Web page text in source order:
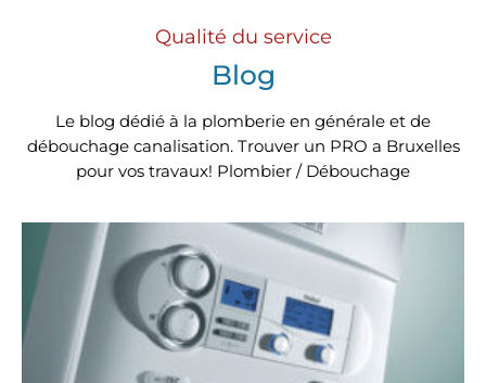
Qualité du service
Blog
Le blog dédié à la plomberie en générale et de
débouchage canalisation. Trouver un PRO a Bruxelles
pour vos travaux! Plombier / Débouchage